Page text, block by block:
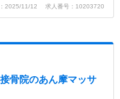
2025/11/12 求人番号：10203720
骨院のあん摩マッサ